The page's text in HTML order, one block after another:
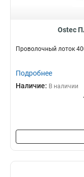
Ostec
Проволочный лоток
Подробнее
Наличие: В наличии